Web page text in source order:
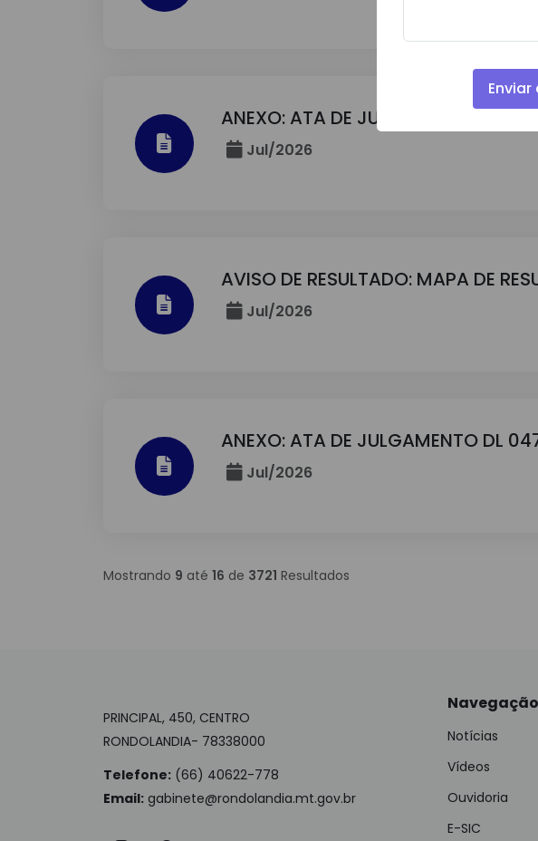
ANEXO: ATA DE JULGAMENTO DL
Jul/2026
AVISO DE RESULTADO: MAPA DE
Jul/2026
ANEXO: ATA DE JULGAMENTO DL
Jul/2026
Mostrando 9 até 16 de 3721 Resultados
PRINCIPAL, 450, CENTRO
RONDOLANDIA- 78338000
Telefone: (66) 40622-778
Email: gabinete@rondolandia.mt.gov.br
Navegação
Notícias
Vídeos
Ouvidoria
E-SIC